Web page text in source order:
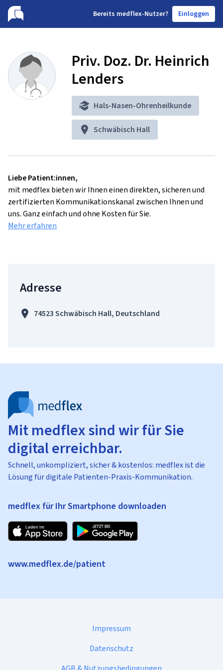
Bereits medflex-Nutzer? Einloggen
Priv. Doz. Dr. Heinrich
Lenders
Hals-Nasen-Ohrenheilkunde
Schwäbisch Hall
Liebe Patient:innen,
mit medflex bieten wir Ihnen einen direkten, sicheren und
zertifizierten Kommunikationskanal zwischen Ihnen und
uns. Ganz einfach und ohne Kosten für Sie.
Mehr erfahren
Adresse
74523 Schwäbisch Hall, Deutschland
Mit medflex sind wir für Sie
digital erreichbar.
Schnell, unkompliziert, sicher & kostenlos: medflex ist die
Lösung für digitale Patienten-Praxis-Kommunikation.
medflex für Ihr Smartphone downloaden
www.medflex.de/patient
Impressum
Datenschutz